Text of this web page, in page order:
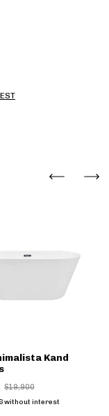
Kand
$19,900
without interest